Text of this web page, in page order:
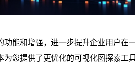
能和增强，进一步提升企业用户在
您提供了更优化的可视化图探索工